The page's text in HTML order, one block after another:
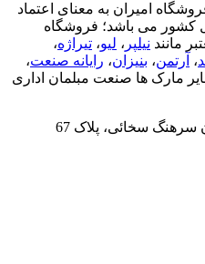
امیران به معنای اعتماد
کشور می باشد؛ فروشگاه
مانند نیلپر ، لیو، تیراژه،
، آرتمن، بنیزان، رایانه صنعت،
مارک ها صنعت مبلمان اداری
سخائی، پلاک 67